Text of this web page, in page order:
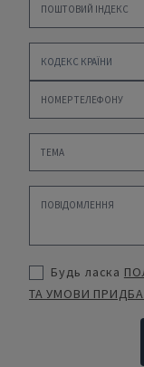
Будь ласка
ТА УМОВИ